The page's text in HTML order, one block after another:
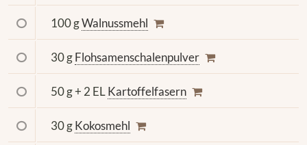
100 gWalnussmehl
30 gFlohsamenschalenpulver
50 g + 2 ELKartoffelfasern
30 gKokosmehl